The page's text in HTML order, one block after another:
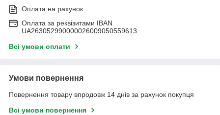
Оплата на рахунок
Оплата за реквізитами IBAN
UA263052990000026009050559613
Всі умови оплати
Умови повернення
Повернення товару впродовж 14 днів за рахунок покупця
Всі умови повернення